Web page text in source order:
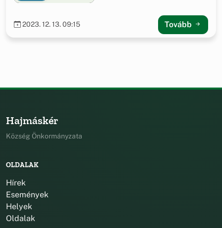
2023. 12. 13. 09:15 Tovább
Hajmáskér
Község Önkormányzata
OLDALAK
Hírek
Események
Helyek
Oldalak